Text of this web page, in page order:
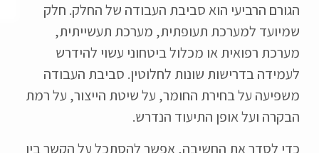
הגורם הרביעי הוא סביבת העבודה של החלק. חלק
שמיועד למערכת תעופתית, מערכת תעשייתית,
מערכת רפואית או מכלול ביטחוני עשוי להידרש
לעמידה בדרישות שונות לחלוטין. סביבת העבודה
משפיעה על בחירת החומר, על שיטת הייצור, על רמת
הבקרה ועל אופן התיעוד הנדרש.
כדי לסדר את החשיבה, אפשר להסתכל על הקשר בין